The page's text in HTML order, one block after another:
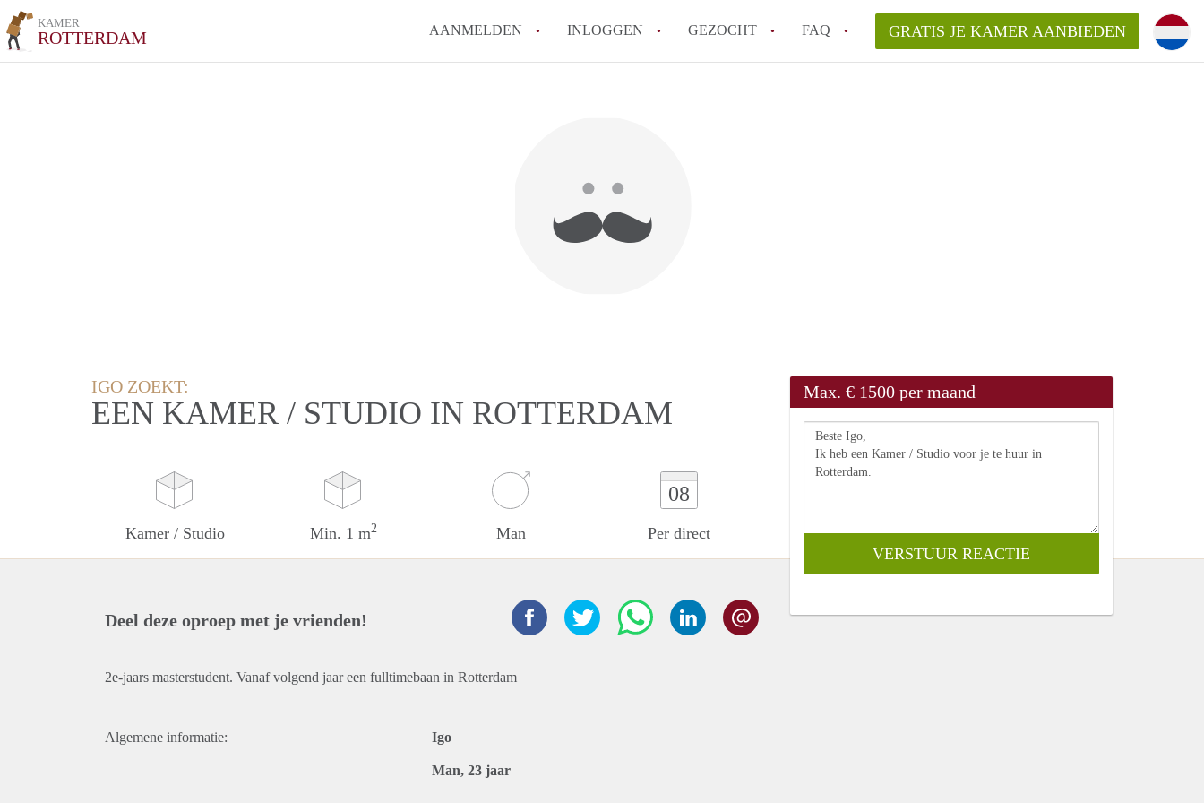
KAMER
ROTTERDAM AANMELDEN INLOGGEN GEZOCHT FAQ
Hoe vind ik een kamer in Rotterdam?
GRATIS JE KAMER AANBIEDEN
IGO ZOEKT:
EEN KAMER / STUDIO IN ROTTERDAM
Kamer / Studio Min. 1 m2 Man
08
Per direct
Max. € 1500 per maand
Deel deze oproep met je vrienden!
2e-jaars masterstudent. Vanaf volgend jaar een fulltimebaan in Rotterdam
Algemene informatie: Igo
Man, 23 jaar